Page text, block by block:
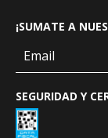
¡SUMATE A
SEGURIDAD Y